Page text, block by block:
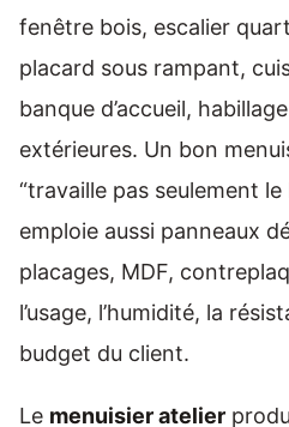
fenêtre bois, escalier
placard sous rampant,
banque d’accueil,
extérieures. Un bon
“travaille pas seulement le
emploie aussi panneaux
placages, MDF,
l’usage, l’humidité, la
budget du client.
Le menuisier atelier